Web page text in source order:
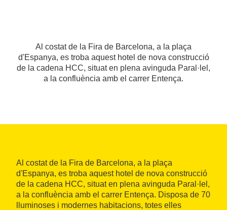
Al costat de la Fira de Barcelona, a la plaça
d'Espanya, es troba aquest hotel de nova construcció
de la cadena HCC, situat en plena avinguda Paral·lel,
a la confluència amb el carrer Entença.
Al costat de la Fira de Barcelona, a la plaça
d'Espanya, es troba aquest hotel de nova construcció
de la cadena HCC, situat en plena avinguda Paral·lel,
a la confluència amb el carrer Entença. Disposa de 70
lluminoses i modernes habitacions, totes elles